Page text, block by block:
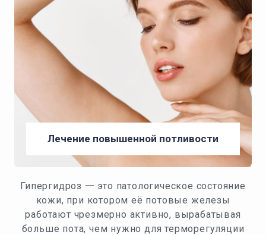
Лечение повышенной потливости
Гипергидроз 一 это патологическое состояние
кожи, при котором её потовые железы
работают чрезмерно активно, вырабатывая
больше пота, чем нужно для терморегуляции